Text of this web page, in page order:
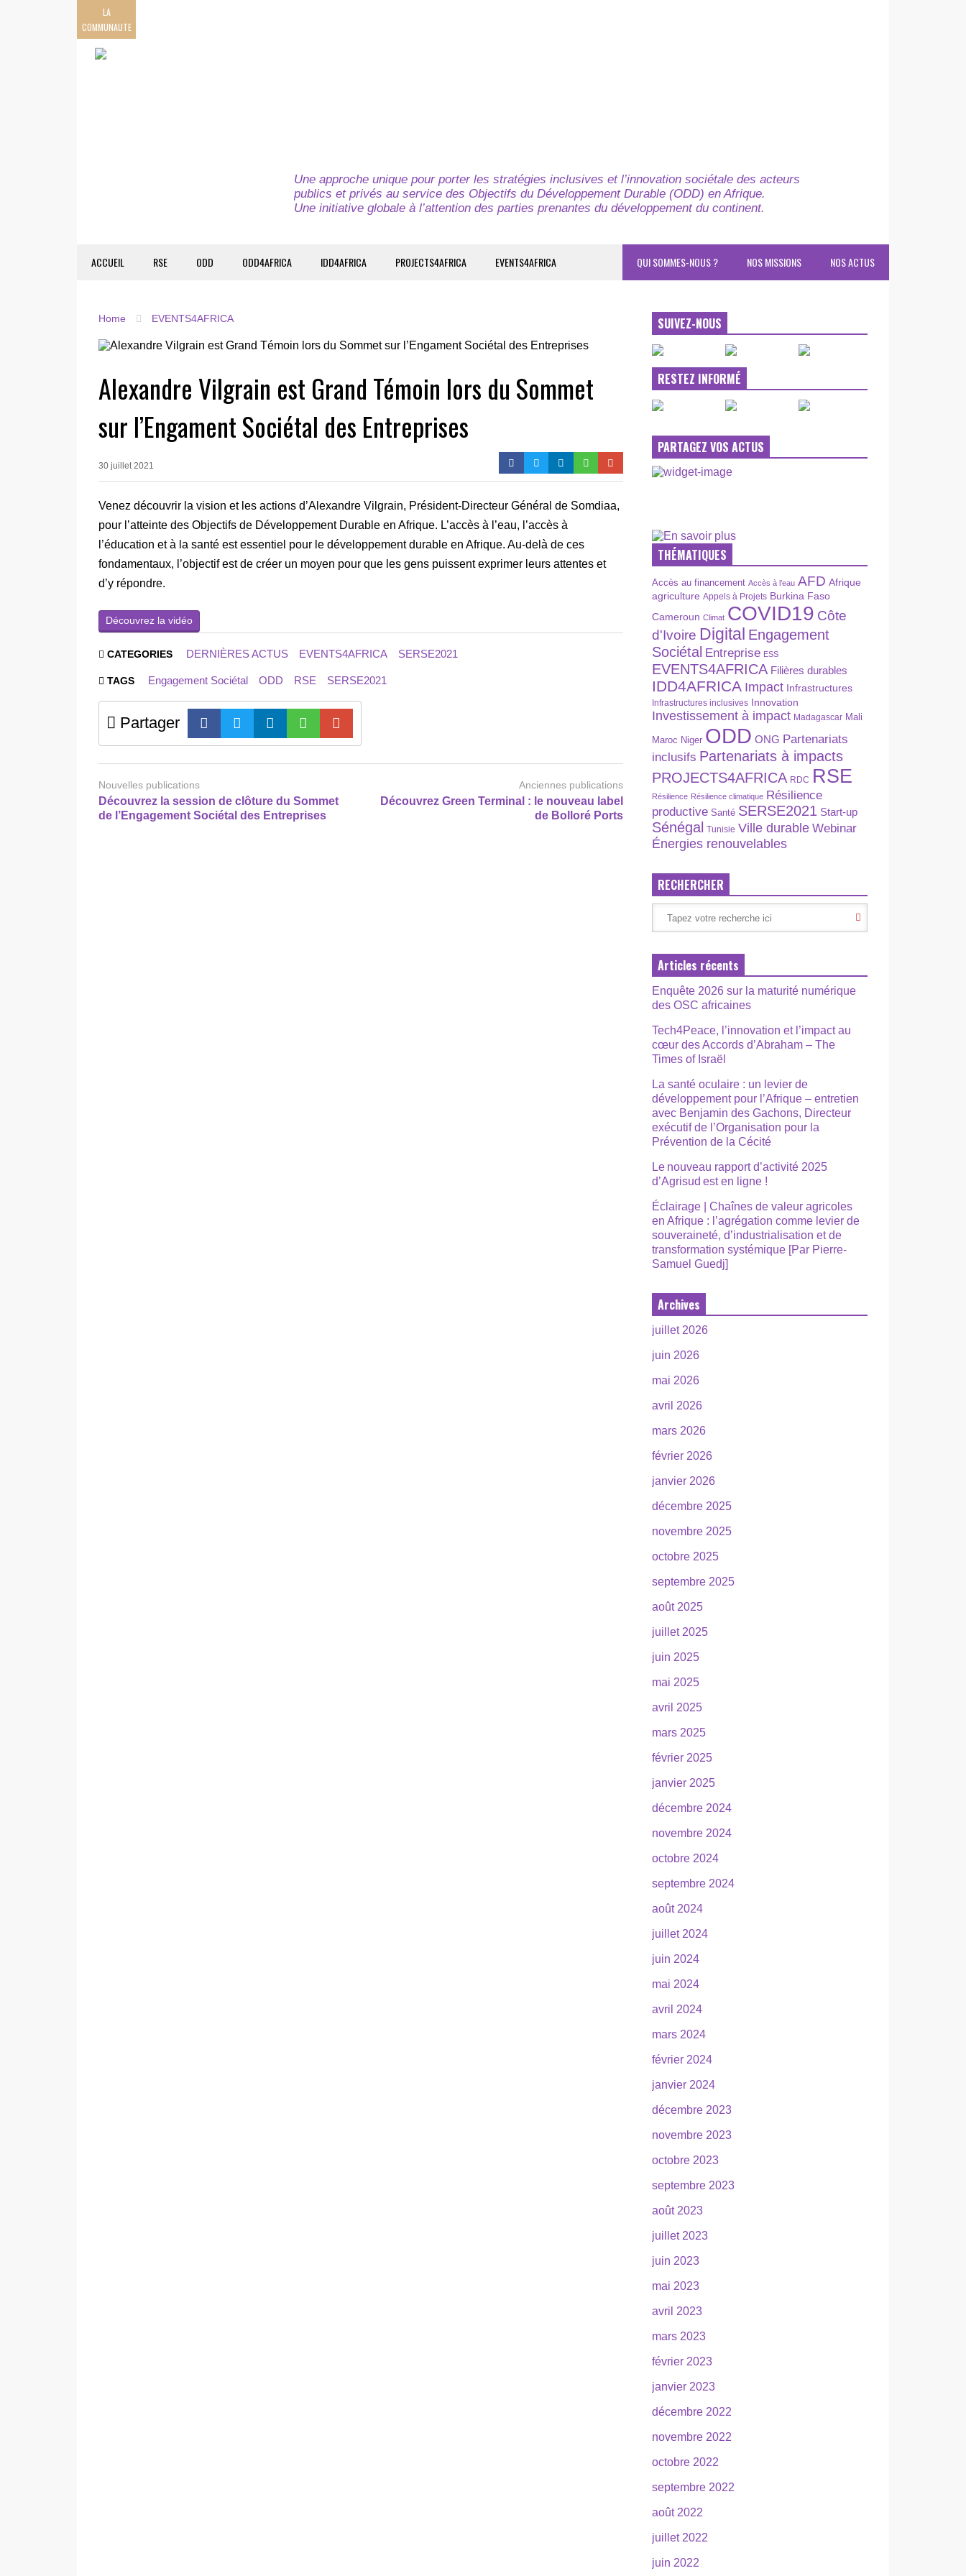
LA
COMMUNAUTE
Une approche unique pour porter les stratégies inclusives et l’innovation sociétale des acteurs
publics et privés au service des Objectifs du Développement Durable (ODD) en Afrique.
Une initiative globale à l’attention des parties prenantes du développement du continent.
ACCUEIL RSE ODD ODD4AFRICA IDD4AFRICA PROJECTS4AFRICA EVENTS4AFRICA NOS ACTUS
NOS MISSIONS
QUI SOMMES-NOUS ?
Home EVENTS4AFRICA
Alexandre Vilgrain est Grand Témoin lors du Sommet
sur l’Engament Sociétal des Entreprises
30 juillet 2021
Venez découvrir la vision et les actions d’Alexandre Vilgrain, Président-Directeur Général de Somdiaa,
pour l’atteinte des Objectifs de Développement Durable en Afrique. L’accès à l’eau, l’accès à
l’éducation et à la santé est essentiel pour le développement durable en Afrique. Au-delà de ces
fondamentaux, l’objectif est de créer un moyen pour que les gens puissent exprimer leurs attentes et
d’y répondre.
Découvrez la vidéo
CATEGORIES DERNIÈRES ACTUS EVENTS4AFRICA SERSE2021
TAGS Engagement Sociétal ODD RSE SERSE2021
Partager
Nouvelles publications
Découvrez la session de clôture du Sommet
de l’Engagement Sociétal des Entreprises
Anciennes publications
Découvrez Green Terminal : le nouveau label
de Bolloré Ports
SUIVEZ-NOUS
RESTEZ INFORMÉ
PARTAGEZ VOS ACTUS
THÉMATIQUES
Accès au financement Accès à l’eau AFD Afrique
agriculture Appels à Projets Burkina Faso
Cameroun Climat COVID19 Côte
d'Ivoire Digital Engagement
Sociétal Entreprise ESS
EVENTS4AFRICA Filières durables
IDD4AFRICA Impact Infrastructures
Infrastructures inclusives Innovation
Investissement à impact Madagascar Mali
Maroc Niger ODD ONG Partenariats
inclusifs Partenariats à impacts
PROJECTS4AFRICA RDC RSE
Résilience Résilience climatique Résilience
productive Santé SERSE2021 Start-up
Sénégal Tunisie Ville durable Webinar
Énergies renouvelables
RECHERCHER
Articles récents
Enquête 2026 sur la maturité numérique
des OSC africaines
Tech4Peace, l’innovation et l’impact au
cœur des Accords d’Abraham – The
Times of Israël
La santé oculaire : un levier de
développement pour l’Afrique – entretien
avec Benjamin des Gachons, Directeur
exécutif de l’Organisation pour la
Prévention de la Cécité
Le nouveau rapport d’activité 2025
d’Agrisud est en ligne !
Éclairage | Chaînes de valeur agricoles
en Afrique : l’agrégation comme levier de
souveraineté, d’industrialisation et de
transformation systémique [Par Pierre-
Samuel Guedj]
Archives
juillet 2026
juin 2026
mai 2026
avril 2026
mars 2026
février 2026
janvier 2026
décembre 2025
novembre 2025
octobre 2025
septembre 2025
août 2025
juillet 2025
juin 2025
mai 2025
avril 2025
mars 2025
février 2025
janvier 2025
décembre 2024
novembre 2024
octobre 2024
septembre 2024
août 2024
juillet 2024
juin 2024
mai 2024
avril 2024
mars 2024
février 2024
janvier 2024
décembre 2023
novembre 2023
octobre 2023
septembre 2023
août 2023
juillet 2023
juin 2023
mai 2023
avril 2023
mars 2023
février 2023
janvier 2023
décembre 2022
novembre 2022
octobre 2022
septembre 2022
août 2022
juillet 2022
juin 2022